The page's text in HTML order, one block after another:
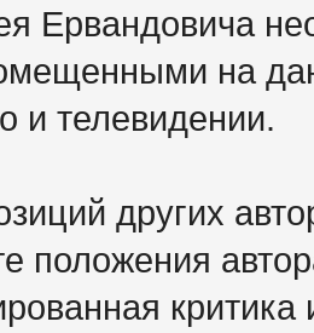
Ервандовича
на
и телевидении.
других
положения